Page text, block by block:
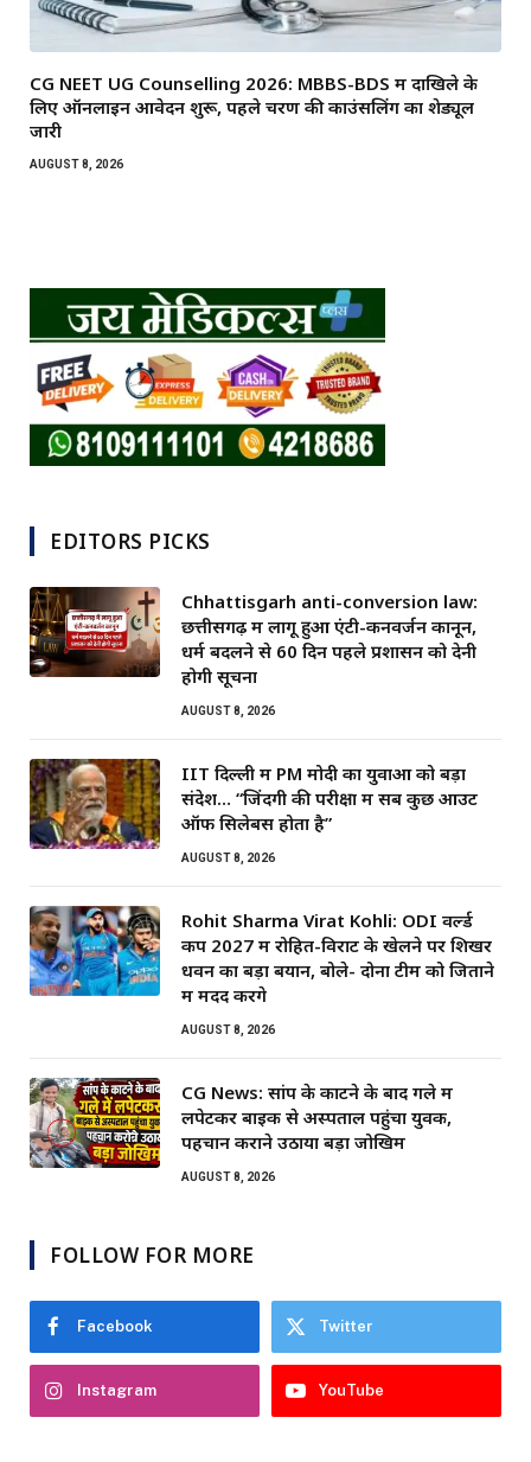
CG NEET UG Counselling 2026: MBBS-BDS में दाखिले के
लिए ऑनलाइन आवेदन शुरू, पहले चरण की काउंसलिंग का शेड्यूल
जारी
AUGUST 8, 2026
EDITORS PICKS
Chhattisgarh anti-conversion law:
छत्तीसगढ़ में लागू हुआ एंटी-कनवर्जन कानून,
धर्म बदलने से 60 दिन पहले प्रशासन को देनी
होगी सूचना
AUGUST 8, 2026
IIT दिल्ली में PM मोदी का युवाओं को बड़ा
संदेश… “जिंदगी की परीक्षा में सब कुछ आउट
ऑफ सिलेबस होता है”
AUGUST 8, 2026
Rohit Sharma Virat Kohli: ODI वर्ल्ड
कप 2027 में रोहित-विराट के खेलने पर शिखर
धवन का बड़ा बयान, बोले- दोनों टीम को जिताने
में मदद करेंगे
AUGUST 8, 2026
CG News: सांप के काटने के बाद गले में
लपेटकर बाइक से अस्पताल पहुंचा युवक,
पहचान कराने उठाया बड़ा जोखिम
AUGUST 8, 2026
FOLLOW FOR MORE
Facebook Twitter
Instagram YouTube